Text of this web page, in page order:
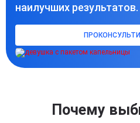
наилучших результатов.
Почему